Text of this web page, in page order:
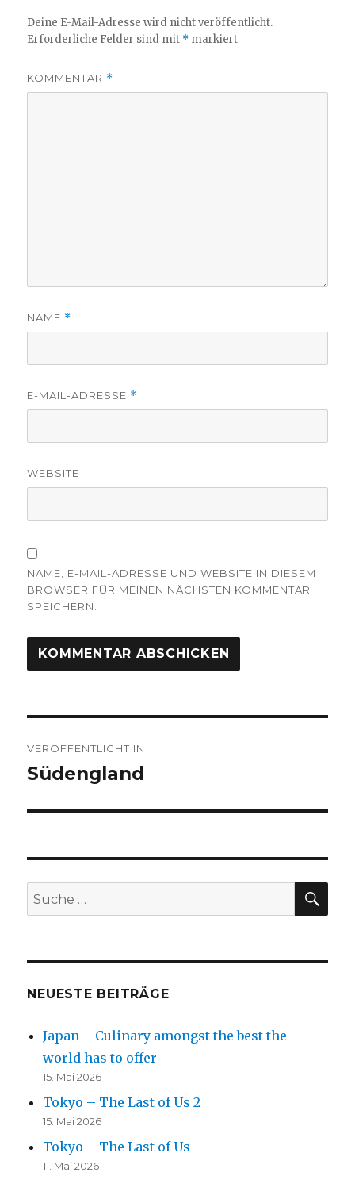
Deine E-Mail-Adresse wird nicht veröffentlicht.
Erforderliche Felder sind mit * markiert
KOMMENTAR *
NAME *
E-MAIL-ADRESSE *
WEBSITE
NAME, E-MAIL-ADRESSE UND WEBSITE IN DIESEM
BROWSER FÜR MEINEN NÄCHSTEN KOMMENTAR
SPEICHERN.
VERÖFFENTLICHT IN
Südengland
Suche
nach:
NEUESTE BEITRÄGE
Japan – Culinary amongst the best the
world has to offer
15. Mai 2026
Tokyo – The Last of Us 2
15. Mai 2026
Tokyo – The Last of Us
11. Mai 2026